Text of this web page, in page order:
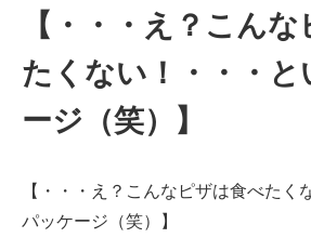
【・・・え？こん
たくない！・・・
ージ（笑）】
【・・・え？こんなピザは食べたく
パッケージ（笑）】